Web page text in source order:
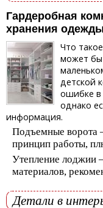
Гардеробная
хранения
Что
может
детской
ошибке в
однако
информация.
Подъемные ворота
принцип работы,
Утепление лоджии
материалов,
Детали в